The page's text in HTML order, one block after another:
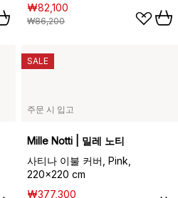
₩82,100
₩86,200
주문 시 입고
Mille Notti | 밀레 노티
사티나 이불 커버, Pink,
220x220 cm
₩377,300
SALE